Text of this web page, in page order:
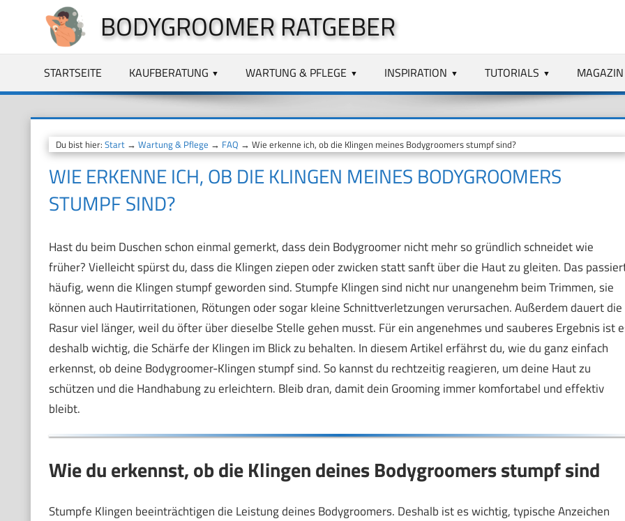
springen
BODYGROOMER RATGEBER
STARTSEITE KAUFBERATUNG WARTUNG & PFLEGE INSPIRATION TUTORIALS MAGAZIN
Du bist hier: Start→ Wartung & Pflege → FAQ → Wie erkenne ich, ob die Klingen meines Bodygroomers stumpf sind?
WIE ERKENNE ICH, OB DIE KLINGEN MEINES BODYGROOMERS
STUMPF SIND?
Hast du beim Duschen schon einmal gemerkt, dass dein Bodygroomer nicht mehr so gründlich schneidet wie
früher? Vielleicht spürst du, dass die Klingen ziepen oder zwicken statt sanft über die Haut zu gleiten. Das
häufig, wenn die Klingen stumpf geworden sind. Stumpfe Klingen sind nicht nur unangenehm beim Trimmen, sie
können auch Hautirritationen, Rötungen oder sogar kleine Schnittverletzungen verursachen. Außerdem dauert die
Rasur viel länger, weil du öfter über dieselbe Stelle gehen musst. Für ein angenehmes und sauberes Ergebnis ist
deshalb wichtig, die Schärfe der Klingen im Blick zu behalten. In diesem Artikel erfährst du, wie du ganz einfach
erkennst, ob deine Bodygroomer-Klingen stumpf sind. So kannst du rechtzeitig reagieren, um deine Haut zu
schützen und die Handhabung zu erleichtern. Bleib dran, damit dein Grooming immer komfortabel und effektiv
bleibt.
Wie du erkennst, ob die Klingen deines Bodygroomers stumpf sind
Stumpfe Klingen beeinträchtigen die Leistung deines Bodygroomers. Deshalb ist es wichtig, typische Anzeichen